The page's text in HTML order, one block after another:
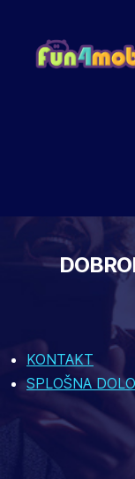
KONTAKT
SPLOŠNA